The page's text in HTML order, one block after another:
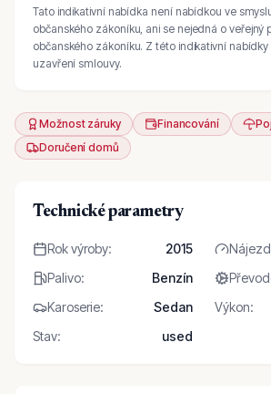
Tato indikativní nabídka není nabídkou ve smyslu
občanského zákoníku, ani se nejedná o veřejný
občanského zákoníku. Z této indikativní
uzavření smlouvy.
Možnost záruky Financování
Doručení domů
Technické parametry
Rok výroby: 2015 Nájezd
Palivo: Benzín
Karoserie: Sedan Výkon:
Stav: used